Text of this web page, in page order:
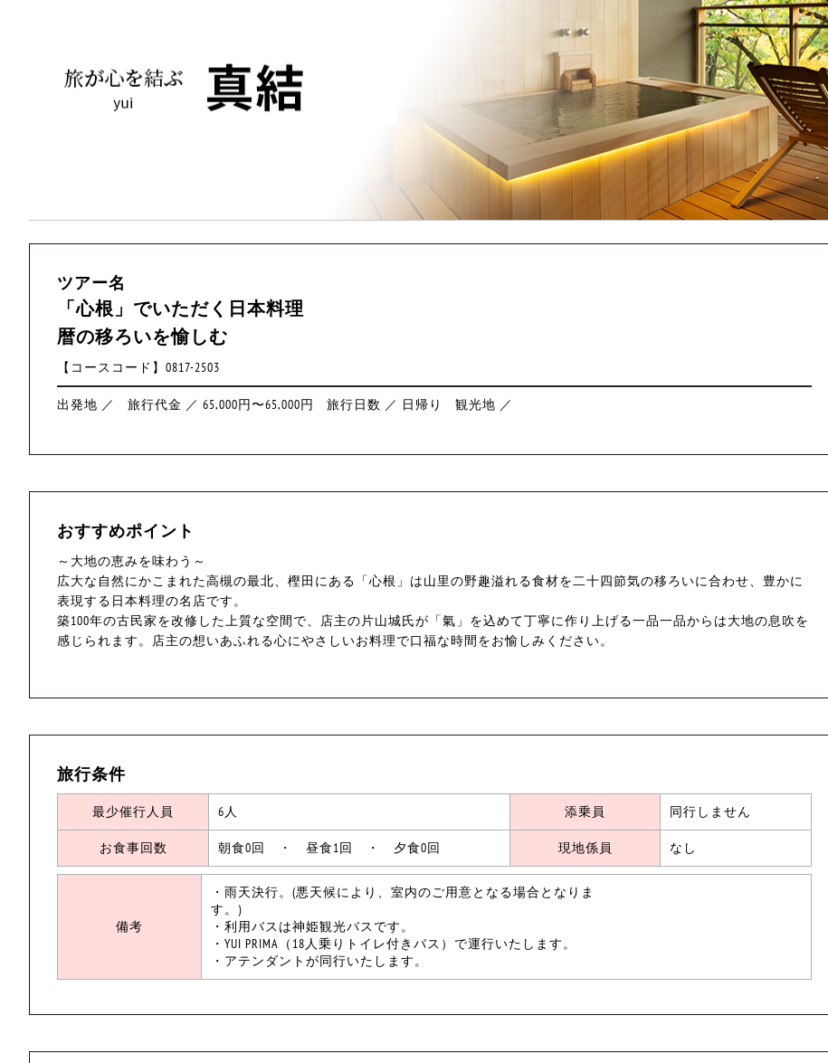
ツアー名
「心根」でいただく日本料理
暦の移ろいを愉しむ
【コースコード】0817-2503
出発地 ／ 旅行代金 ／ 65,000円〜65,000円 旅行日数 ／ 日帰り 観光地 ／
おすすめポイント
～大地の恵みを味わう～
広大な自然にかこまれた高槻の最北、樫田にある「心根」は山里の野趣溢れる食材を二十四節気の移ろいに合わせ、豊かに
表現する日本料理の名店です。
築100年の古民家を改修した上質な空間で、店主の片山城氏が「氣」を込めて丁寧に作り上げる一品一品からは大地の息吹を
感じられます。店主の想いあふれる心にやさしいお料理で口福な時間をお愉しみください。
旅行条件
最少催行人員 6人 添乗員 同行しません
お食事回数 朝食0回 ・ 昼食1回 ・ 夕食0回 現地係員 なし
備考
・雨天決行。(悪天候により、室内のご用意となる場合となりま
す。)
・利用バスは神姫観光バスです。
・YUI PRIMA（18人乗りトイレ付きバス）で運行いたします。
・アテンダントが同行いたします。